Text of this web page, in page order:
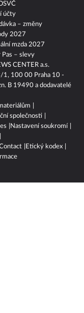
CENTER a.s.
1, 100 00 Praha 10 -
B 19490 a dodavatelé
společnosti
Nastavení soukromí
Etický kodex
účty
– změny
2027
mzda 2027
Pas – slevy